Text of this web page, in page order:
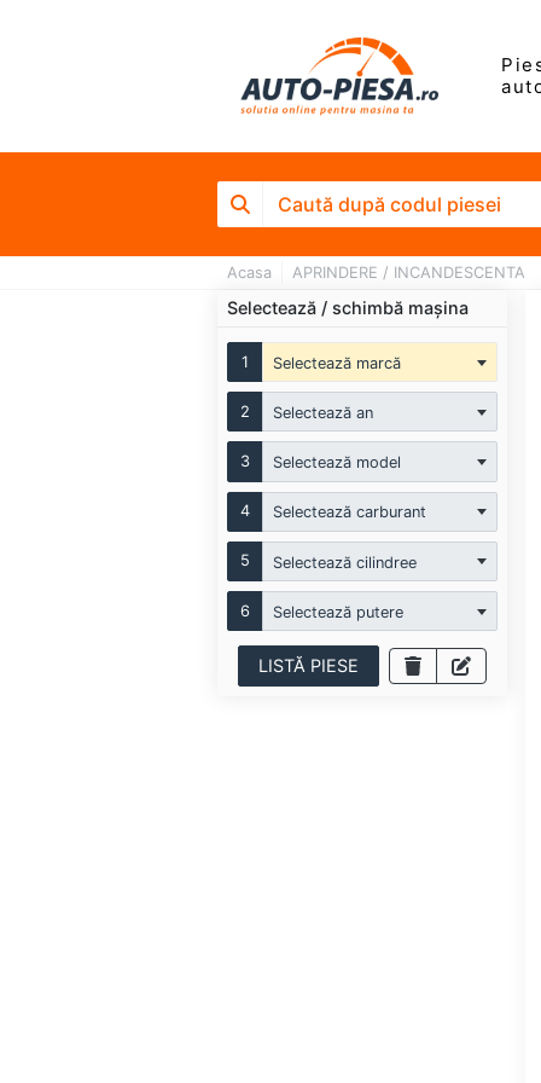
Acasa APRINDERE / INCANDESCENTA
Selectează / schimbă mașina
1 Selectează marcă
2 Selectează an
3 Selectează model
4 Selectează carburant
5 Selectează cilindree
6 Selectează putere
LISTĂ PIESE